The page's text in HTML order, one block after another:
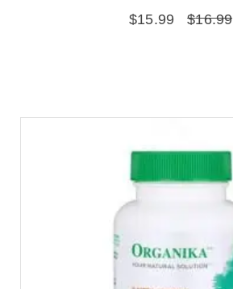
$16.99
$15.99